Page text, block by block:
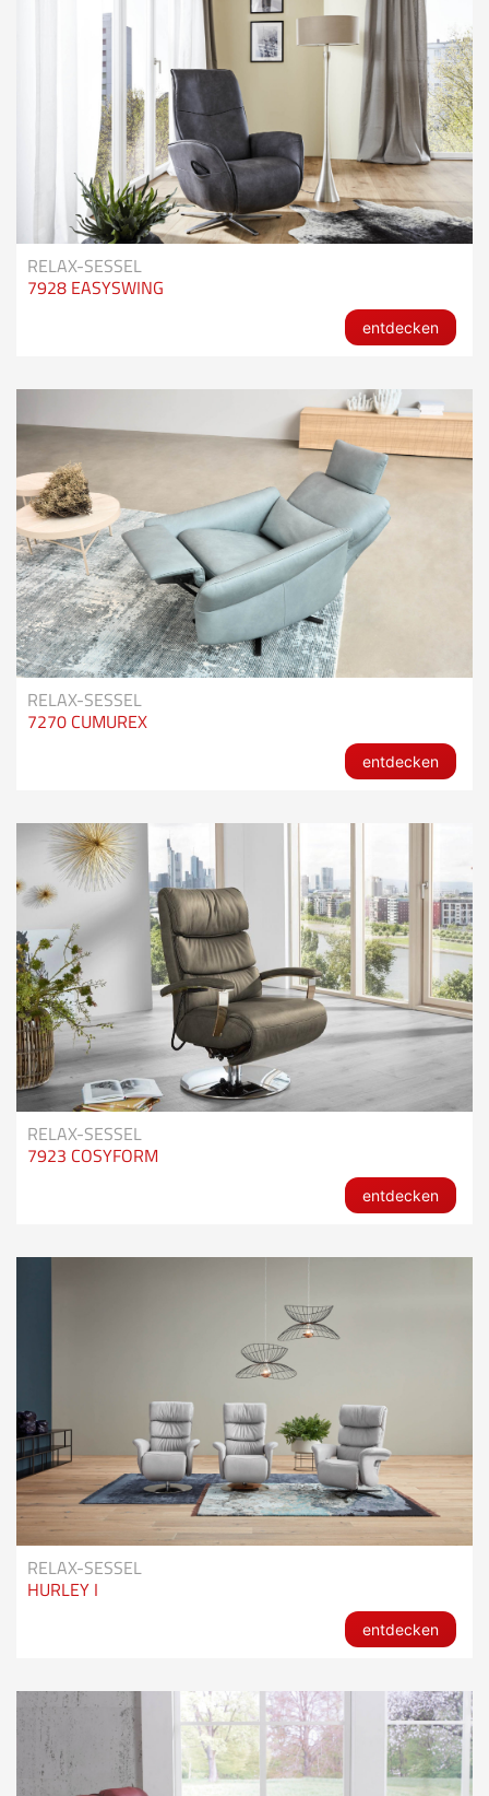
RELAX-SESSEL
7928 EASYSWING
entdecken
RELAX-SESSEL
7270 CUMUREX
entdecken
RELAX-SESSEL
7923 COSYFORM
entdecken
RELAX-SESSEL
HURLEY I
entdecken